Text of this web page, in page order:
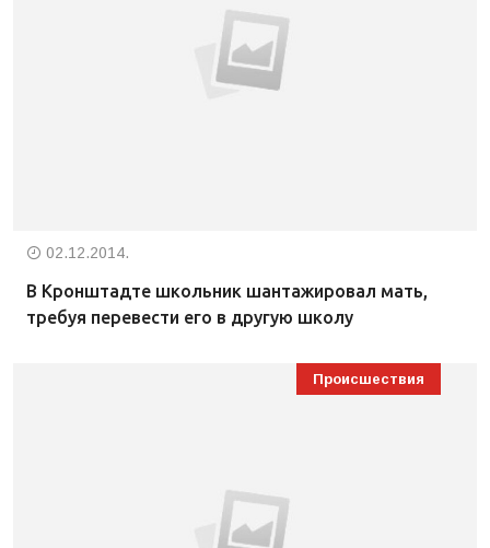
02.12.2014.
В Кронштадте школьник шантажировал мать,
требуя перевести его в другую школу
Происшествия